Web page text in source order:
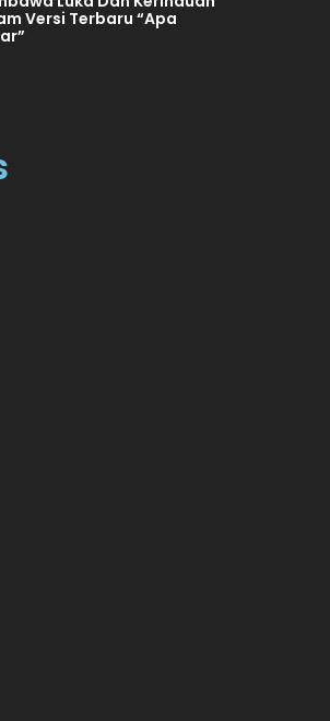
Versi Terbaru “Apa